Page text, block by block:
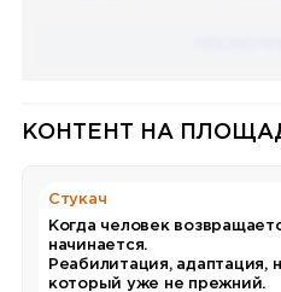
КОНТЕНТ НА
Стукач
Когда человек
начинается.
Реабилитация, адаптация,
который уже не прежний.